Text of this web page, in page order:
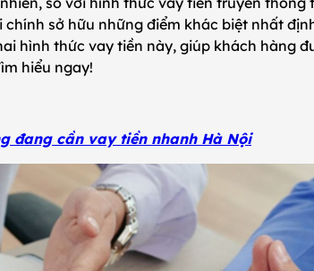
sở hữu những điểm khác biệt nhất
hình thức vay tiền này, giúp khách hàng
hiểu ngay!
đang cần vay tiền nhanh Hà Nội